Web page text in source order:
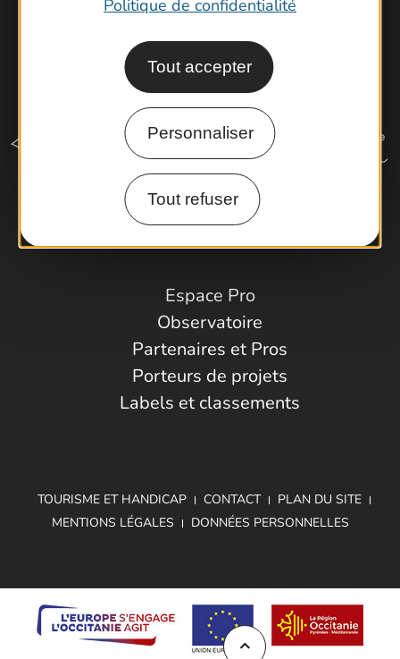
Politique de confidentialité
Tout accepter
Personnaliser
Tout refuser
Comment venir ?
Espace Pro
Observatoire
Partenaires et Pros
Porteurs de projets
Labels et classements
TOURISME ET HANDICAP CONTACT
PLAN DU SITE
MENTIONS LÉGALES
DONNÉES PERSONNELLES